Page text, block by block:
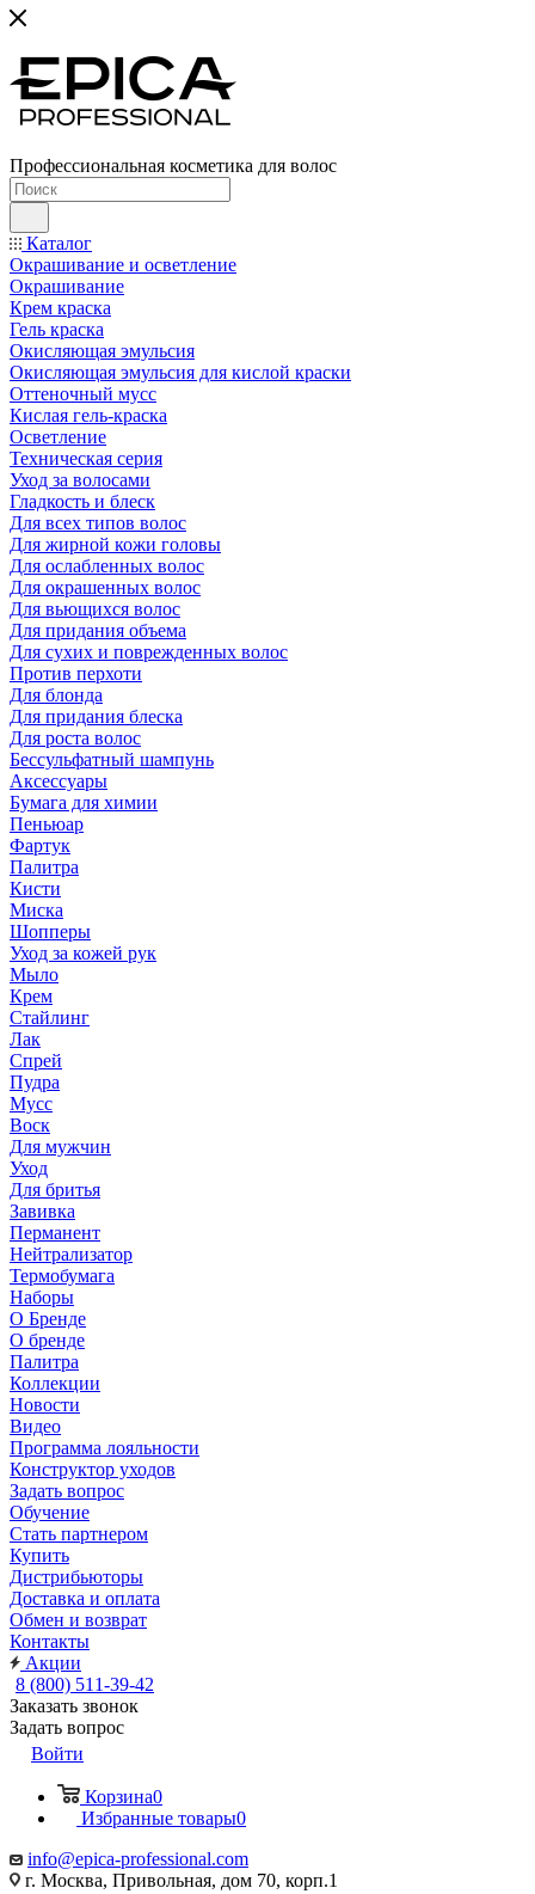
Профессиональная косметика для волос
Каталог
Окрашивание и осветление
Окрашивание
Крем краска
Гель краска
Окисляющая эмульсия
Окисляющая эмульсия для кислой краски
Оттеночный мусс
Кислая гель-краска
Осветление
Техническая серия
Уход за волосами
Гладкость и блеск
Для всех типов волос
Для жирной кожи головы
Для ослабленных волос
Для окрашенных волос
Для вьющихся волос
Для придания объема
Для сухих и поврежденных волос
Против перхоти
Для блонда
Для придания блеска
Для роста волос
Бессульфатный шампунь
Аксессуары
Бумага для химии
Пеньюар
Фартук
Палитра
Кисти
Миска
Шопперы
Уход за кожей рук
Мыло
Крем
Стайлинг
Лак
Спрей
Пудра
Мусс
Воск
Для мужчин
Уход
Для бритья
Завивка
Перманент
Нейтрализатор
Термобумага
Наборы
О Бренде
О бренде
Палитра
Коллекции
Новости
Видео
Программа лояльности
Конструктор уходов
Задать вопрос
Обучение
Стать партнером
Купить
Дистрибьюторы
Доставка и оплата
Обмен и возврат
Контакты
Акции
8 (800) 511-39-42
Заказать звонок
Задать вопрос
Войти
Корзина0
Избранные товары0
info@epica-professional.com
г. Москва, Привольная, дом 70, корп.1